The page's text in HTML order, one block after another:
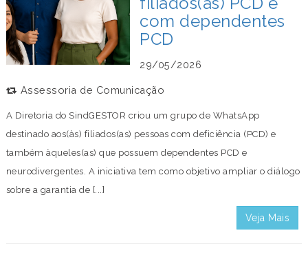
com dependentes
PCD
29/05/2026
Assessoria de Comunicação
A Diretoria do SindGESTOR criou um grupo de WhatsApp
destinado aos(às) filiados(as) pessoas com deficiência (PCD) e
também àqueles(as) que possuem dependentes PCD e
neurodivergentes. A iniciativa tem como objetivo ampliar o diálogo
sobre a garantia de [...]
Veja Mais